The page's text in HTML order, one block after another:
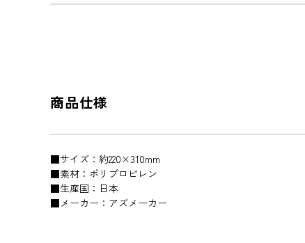
商品仕様
■サイズ：約220×310mm
■素材：ポリプロピレン
■生産国：日本
■メーカー：アズメーカー